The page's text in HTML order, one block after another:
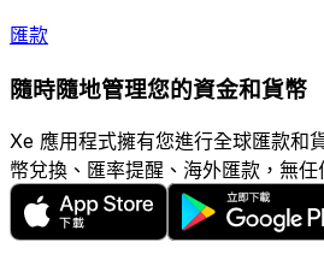
匯款
隨時隨地管理您的資金和貨幣
Xe 應用程式擁有您進行全球匯款和
幣兌換、匯率提醒、海外匯款，無任